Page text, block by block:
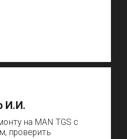
И.И.
на MAN TGS с
проверить